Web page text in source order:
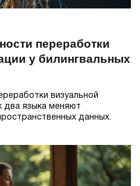
переработки
у билингвальных
визуальной
два языка меняют
данных.